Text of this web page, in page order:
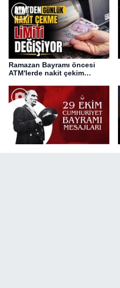
Ramazan Bayramı öncesi
ATM'lerde nakit çekim